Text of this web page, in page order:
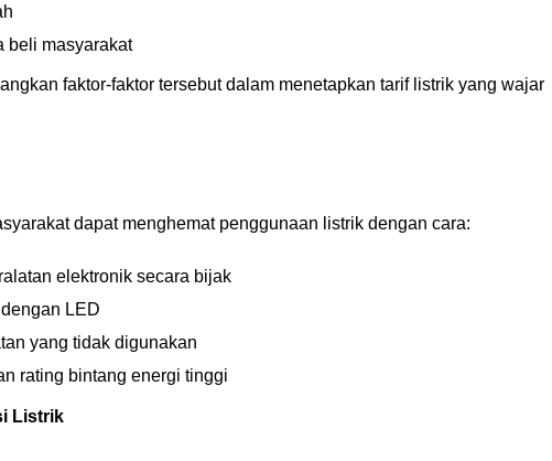
beli masyarakat
faktor-faktor tersebut dalam menetapkan tarif listrik yang wajar
dapat menghemat penggunaan listrik dengan cara:
elektronik secara bijak
LED
yang tidak digunakan
rating bintang energi tinggi
Listrik